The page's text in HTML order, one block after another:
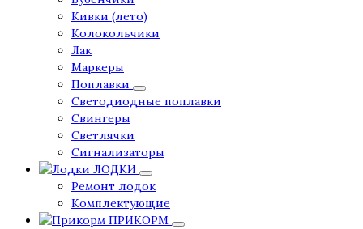
Кивки (лето)
Колокольчики
Лак
Маркеры
Поплавки
Светодиодные поплавки
Свингеры
Светлячки
Сигнализаторы
ЛОДКИ
Ремонт лодок
Комплектующие
ПРИКОРМ